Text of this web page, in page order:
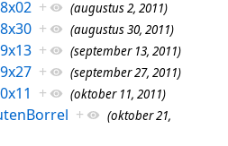
+ (augustus 2, 2011)
+ (augustus 30, 2011)
+ (september 13, 2011)
+ (september 27, 2011)
+ (oktober 11, 2011)
+
(oktober 21,